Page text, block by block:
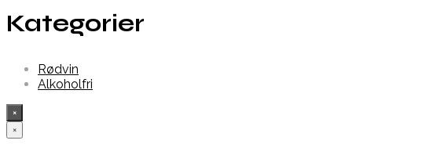
Kategorier
Rødvin
Alkoholfri
×
×